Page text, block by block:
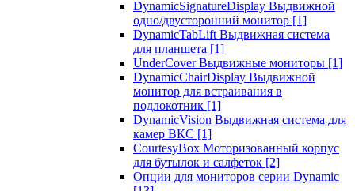
DynamicSignatureDisplay Выдвижной
одно/двусторонний монитор [1]
DynamicTabLift Выдвижная система
для планшета [1]
UnderCover Выдвижные мониторы [1]
DynamicChairDisplay Выдвижной
монитор для встраивания в
подлокотник [1]
DynamicVision Выдвижная система для
камер ВКС [1]
CourtesyBox Моторизованный корпус
для бутылок и салфеток [2]
Опции для мониторов серии Dynamic